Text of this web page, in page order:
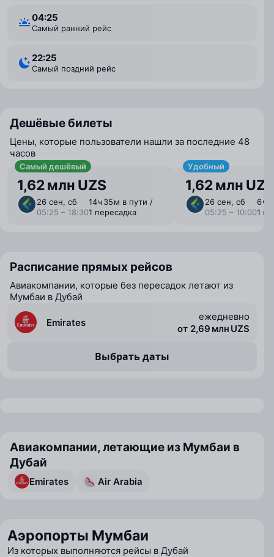
04:25
Самый ранний рейс
22:25
Самый поздний рейс
Дешёвые билеты
Цены, которые пользователи нашли за последние 48
часов
Самый дешёвый
1,62 млн UZS
26 сен, сб
05:25 – 18:30
14 ⁠ч 35 ⁠м в пути /
1 пересадка
Удобный
1,62 млн UZS
26 сен, сб
05:25 – 10:00
6 ⁠ч
1
Расписание прямых рейсов
Авиакомпании, которые без пересадок летают из
Мумбаи в Дубай
Emirates
ежедневно
от 2,69 млн UZS
Выбрать даты
Авиакомпании, летающие из Мумбаи в
Дубай
Emirates Air Arabia
Аэропорты Мумбаи
Из которых выполняются рейсы в Дубай